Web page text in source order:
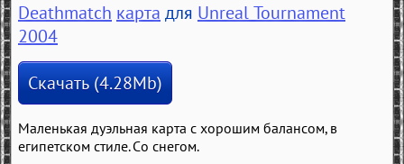
Deathmatch карта для Unreal Tournament
2004
Скачать (4.28Mb)
Маленькая дуэльная карта с хорошим балансом, в
египетском стиле. Со снегом.